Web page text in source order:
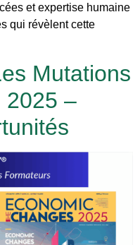
et expertise humaine
qui révèlent cette
Mutations
2025 –